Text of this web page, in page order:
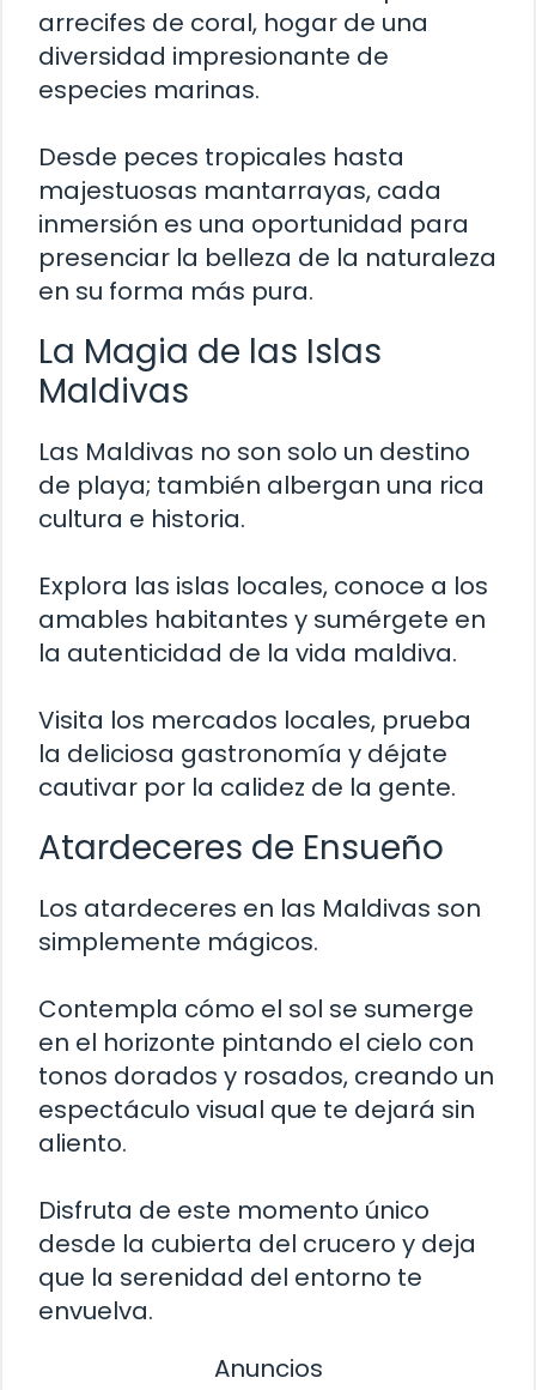
arrecifes de coral, hogar de una
diversidad impresionante de
especies marinas.
Desde peces tropicales hasta
majestuosas mantarrayas, cada
inmersión es una oportunidad para
presenciar la belleza de la naturaleza
en su forma más pura.
La Magia de las Islas
Maldivas
Las Maldivas no son solo un destino
de playa; también albergan una rica
cultura e historia.
Explora las islas locales, conoce a los
amables habitantes y sumérgete en
la autenticidad de la vida maldiva.
Visita los mercados locales, prueba
la deliciosa gastronomía y déjate
cautivar por la calidez de la gente.
Atardeceres de Ensueño
Los atardeceres en las Maldivas son
simplemente mágicos.
Contempla cómo el sol se sumerge
en el horizonte pintando el cielo con
tonos dorados y rosados, creando un
espectáculo visual que te dejará sin
aliento.
Disfruta de este momento único
desde la cubierta del crucero y deja
que la serenidad del entorno te
envuelva.
Anuncios